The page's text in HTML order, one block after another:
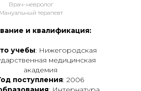
Врач-невролог
Мануальный терапевт
и квалификация:
учебы: Нижегородская
медицинская
академия
поступления: 2006